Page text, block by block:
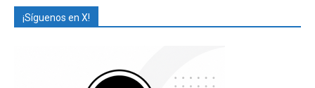
¡Síguenos en X!